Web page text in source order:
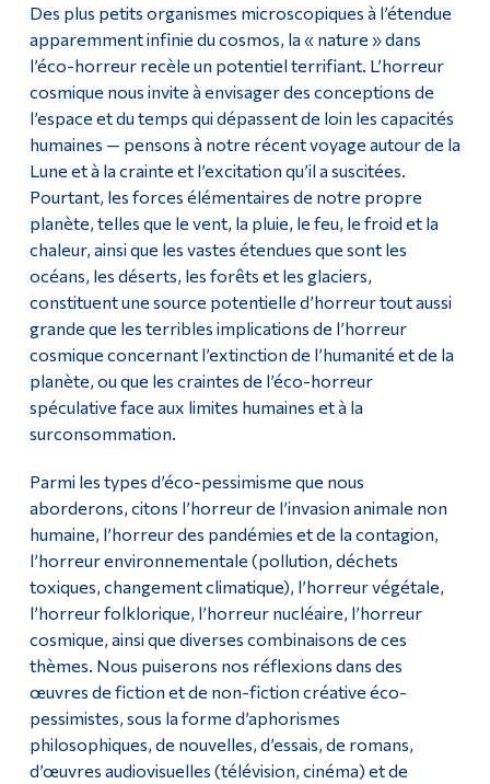
Des plus petits organismes microscopiques à l’étendue
apparemment infinie du cosmos, la « nature » dans
l’éco-horreur recèle un potentiel terrifiant. L’horreur
cosmique nous invite à envisager des conceptions de
l’espace et du temps qui dépassent de loin les capacités
humaines — pensons à notre récent voyage autour de la
Lune et à la crainte et l’excitation qu’il a suscitées.
Pourtant, les forces élémentaires de notre propre
planète, telles que le vent, la pluie, le feu, le froid et la
chaleur, ainsi que les vastes étendues que sont les
océans, les déserts, les forêts et les glaciers,
constituent une source potentielle d’horreur tout aussi
grande que les terribles implications de l’horreur
cosmique concernant l’extinction de l’humanité et de la
planète, ou que les craintes de l’éco-horreur
spéculative face aux limites humaines et à la
surconsommation.
Parmi les types d’éco-pessimisme que nous
aborderons, citons l’horreur de l’invasion animale non
humaine, l’horreur des pandémies et de la contagion,
l’horreur environnementale (pollution, déchets
toxiques, changement climatique), l’horreur végétale,
l’horreur folklorique, l’horreur nucléaire, l’horreur
cosmique, ainsi que diverses combinaisons de ces
thèmes. Nous puiserons nos réflexions dans des
œuvres de fiction et de non-fiction créative éco-
pessimistes, sous la forme d’aphorismes
philosophiques, de nouvelles, d’essais, de romans,
d’œuvres audiovisuelles (télévision, cinéma) et de